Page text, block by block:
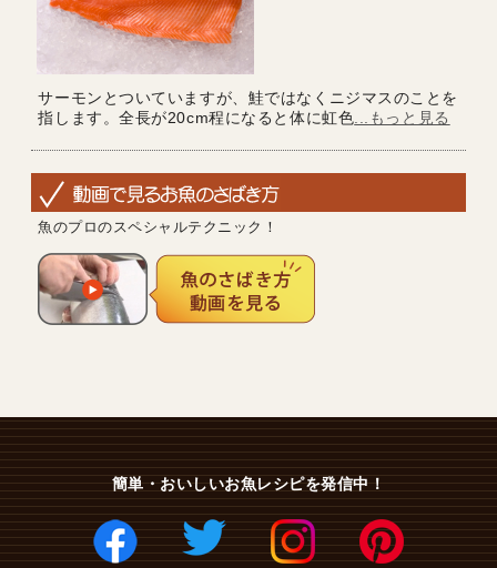
サーモンとついていますが、鮭ではなくニジマスのことを
指します。全長が20cm程になると体に虹色 ...もっと見る
魚のプロのスペシャルテクニック！
簡単・おいしいお魚レシピを発信中！